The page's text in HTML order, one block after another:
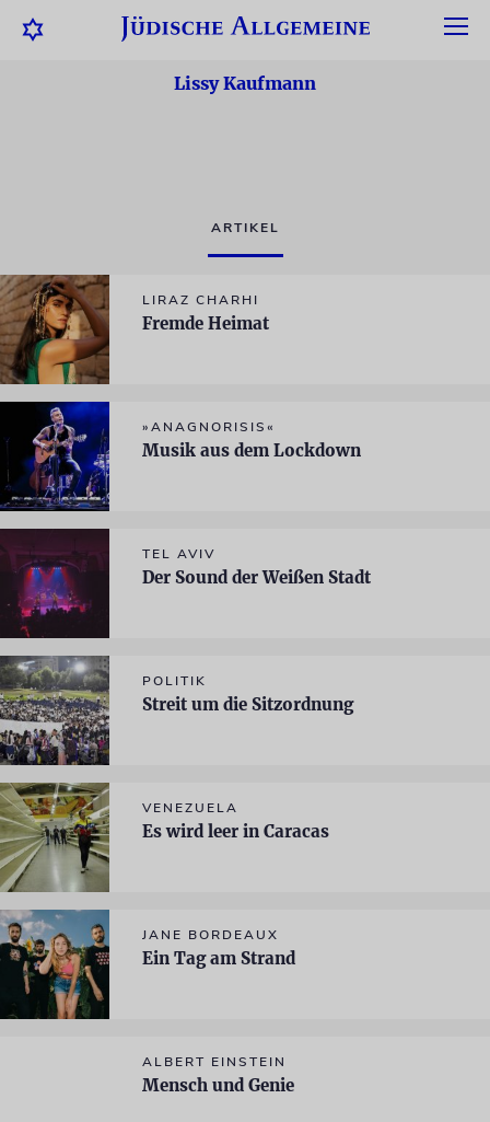
Lissy Kaufmann
ARTIKEL
LIRAZ CHARHI
Fremde Heimat
»ANAGNORISIS«
Musik aus dem Lockdown
TEL AVIV
Der Sound der Weißen Stadt
POLITIK
Streit um die Sitzordnung
VENEZUELA
Es wird leer in Caracas
JANE BORDEAUX
Ein Tag am Strand
ALBERT EINSTEIN
Mensch und Genie